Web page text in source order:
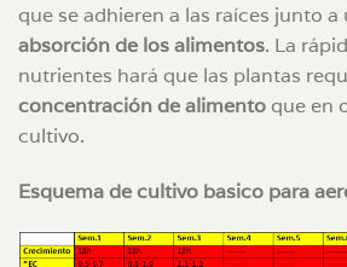
que se adhieren a las raíces junto a
absorción de los alimentos. La
nutrientes hará que las plantas
concentración de alimentoque en
cultivo.
Esquema de cultivo basico para